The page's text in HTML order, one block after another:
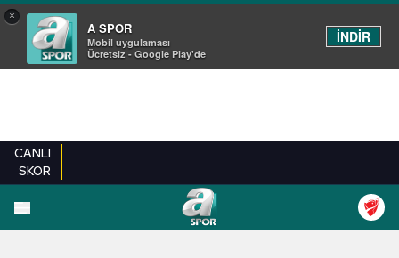
×
A SPOR
Mobil uygulaması
Ücretsiz - Google Play'de
İNDİR
CANLI
SKOR
FUTBOL